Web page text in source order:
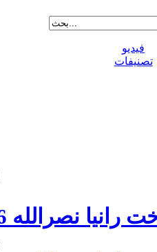
فيديو
تصنيفات
نصرالله 6 فبراير 2024